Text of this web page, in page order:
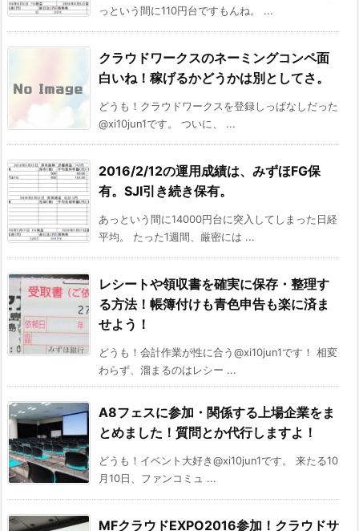
っという間に110円台ですもんね。 ...
クラウドワークスのネーミングコンペ面
白いね！稼げるかどうかは別としてさ。
どうも！クラウドワークスを登録しっぱなしだった
@xi10jun1です。 ついに、 ...
2016/2/12の運用成績は、みずほFG保
有。SJI引き続き保有。
あっという間に14000円台に突入してしまった日経
平均。 たった1週間、厳密には ...
レシートや領収書を確実に保存・整理す
る方法！帳簿付けも青色申告も楽に済ま
せよう！
どうも！会計作業が性に合う@xi10jun1です！ 相変
わらず、溜まるのはレシー ...
A8フェスに参加・関係する上場企業をま
とめました！質問とか代行しますよ！
どうも！イベント大好き@xi10jun1です。 来たる10
月10日、ファンコミュ ...
MFクラウドEXPO2016参加！クラウドサ